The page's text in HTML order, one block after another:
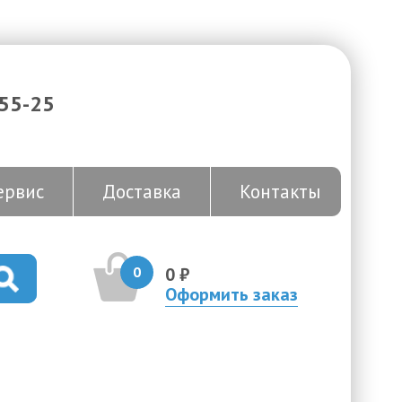
25
Доставка Контакты
0
0 ₽
Оформить заказ